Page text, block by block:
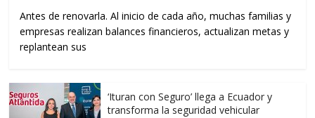
Antes de renovarla. Al inicio de cada año, muchas familias y
empresas realizan balances financieros, actualizan metas y
replantean sus
‘Ituran con Seguro’ llega a Ecuador y
transforma la seguridad vehicular